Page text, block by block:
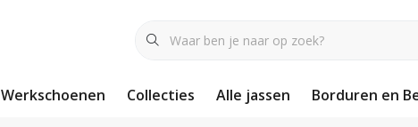
Werkschoenen Collecties Alle jassen Borduren en